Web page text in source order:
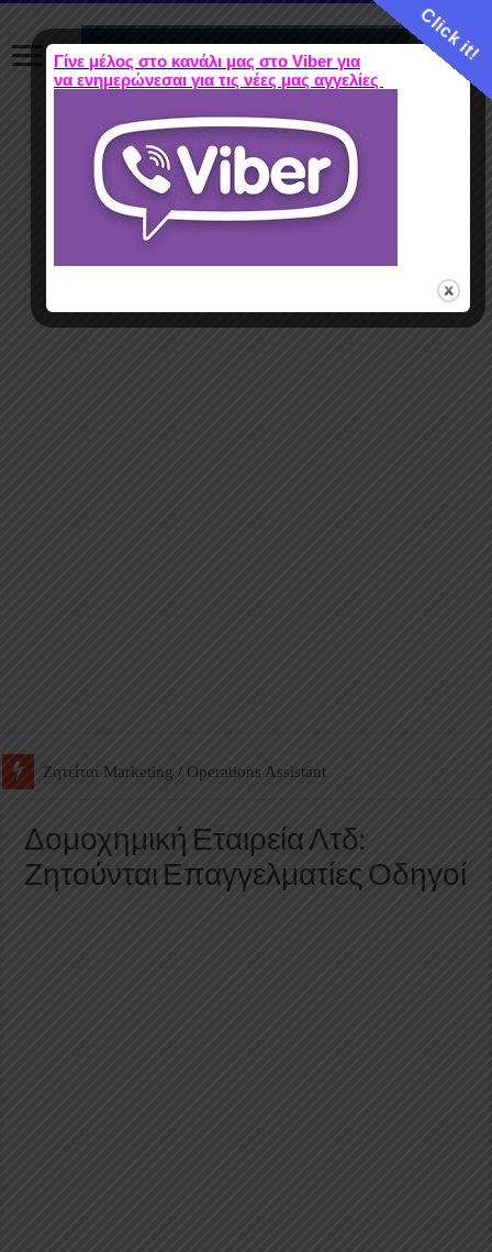
Ζητείται Βοηθός Αποθήκης σε Φαρμακείο
Δομοχημική Εταιρεία Λτδ:
Ζητούνται Επαγγελματίες Οδηγοί
Click it!
Γίνε μέλος στο κανάλι μας στο Viber για
να ενημερώνεσαι για τις νέες μας αγγελίες